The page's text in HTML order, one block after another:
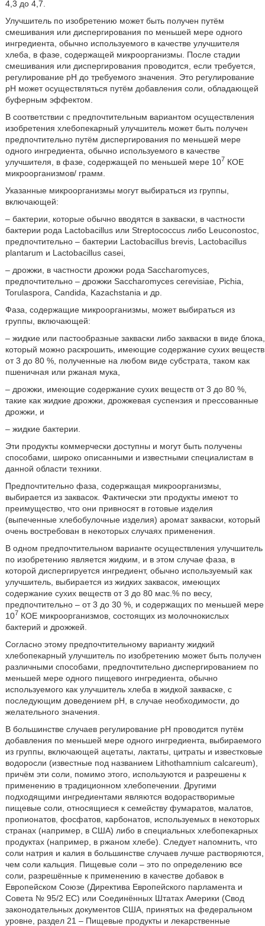
4,3 до 4,7.
Улучшитель по изобретению может быть получен путём
смешивания или диспергирования по меньшей мере одного
ингредиента, обычно используемого в качестве улучшителя
хлеба, в фазе, содержащей микроорганизмы. После стадии
смешивания или диспергирования проводится, если требуется,
регулирование рН до требуемого значения. Это регулирование
pH может осуществляться путём добавления соли, обладающей
буферным эффектом.
В соответствии с предпочтительным вариантом осуществления
изобретения хлебопекарный улучшитель может быть получен
предпочтительно путём диспергирования по меньшей мере
одного ингредиента, обычно используемого в качестве
улучшителя, в фазе, содержащей по меньшей мере 107 КОЕ
микроорганизмов/ грамм.
Указанные микроорганизмы могут выбираться из группы,
включающей:
– бактерии, которые обычно вводятся в закваски, в частности
бактерии рода Lactobacillus или Streptococcus либо Leuconostoc,
предпочтительно – бактерии Lactobacillus brevis, Lactobacillus
plantarum и Lactobacillus casei,
– дрожжи, в частности дрожжи рода Saccharomyces,
предпочтительно – дрожжи Saccharomyces cerevisiae, Pichia,
Torulaspora, Candida, Kazachstania и др.
Фаза, содержащие микроорганизмы, может выбираться из
группы, включающей:
– жидкие или пастообразные закваски либо закваски в виде блока,
который можно раскрошить, имеющие содержание сухих веществ
от 3 до 80 %, полученные на любом виде субстрата, таком как
пшеничная или ржаная мука,
– дрожжи, имеющие содержание сухих веществ от 3 до 80 %,
такие как жидкие дрожжи, дрожжевая суспензия и прессованные
дрожжи, и
– жидкие бактерии.
Эти продукты коммерчески доступны и могут быть получены
способами, широко описанными и известными специалистам в
данной области техники.
Предпочтительно фаза, содержащая микроорганизмы,
выбирается из заквасок. Фактически эти продукты имеют то
преимущество, что они привносят в готовые изделия
(выпеченные хлебобулочные изделия) аромат закваски, который
очень востребован в некоторых случаях применения.
В одном предпочтительном варианте осуществления улучшитель
по изобретению является жидким, и в этом случае фаза, в
которой диспергируется ингредиент, обычно используемый как
улучшитель, выбирается из жидких заквасок, имеющих
содержание сухих веществ от 3 до 80 мас.% по весу,
предпочтительно – от 3 до 30 %, и содержащих по меньшей мере
107 КОЕ микроорганизмов, состоящих из молочнокислых
бактерий и дрожжей.
Согласно этому предпочтительному варианту жидкий
хлебопекарный улучшитель по изобретению может быть получен
различными способами, предпочтительно диспергированием по
меньшей мере одного пищевого ингредиента, обычно
используемого как улучшитель хлеба в жидкой закваске, с
последующим доведением pH, в случае необходимости, до
желательного значения.
В большинстве случаев регулирование рН проводится путём
добавления по меньшей мере одного ингредиента, выбираемого
из группы, включающей ацетаты, лактаты, цитраты и известковые
водоросли (известные под названием Lithothamnium calcareum),
причём эти соли, помимо этого, используются и разрешены к
применению в традиционном хлебопечении. Другими
подходящими ингредиентами являются водорастворимые
пищевые соли, относящиеся к семейству фумаратов, малатов,
пропионатов, фосфатов, карбонатов, используемых в некоторых
странах (например, в США) либо в специальных хлебопекарных
продуктах (например, в ржаном хлебе). Следует напомнить, что
соли натрия и калия в большинстве случаев лучше растворяются,
чем соли кальция. Пищевые соли – это по определению все
соли, разрешённые к применению в качестве добавок в
Европейском Союзе (Директива Европейского парламента и
Совета № 95/2 ЕС) или Соединённых Штатах Америки (Свод
законодательных документов США, принятых на федеральном
уровне, раздел 21 – Пищевые продукты и лекарственные